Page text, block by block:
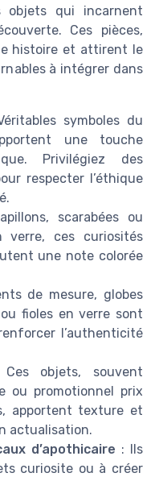
objets qui incarnent
Ces pièces,
histoire et attirent le
à intégrer dans
symboles du
une touche
Privilégiez des
respecter l’éthique
scarabées ou
verre, ces curiosités
une note colorée
de mesure, globes
fioles en verre sont
l’authenticité
objets, souvent
ou promotionnel prix
apportent texture et
actualisation.
d’apothicaire : Ils
curiosite ou à créer